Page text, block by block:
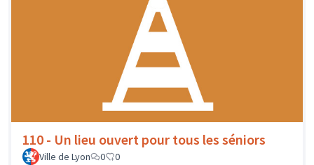
110 - Un lieu ouvert pour tous les séniors
Ville de Lyon 0 0